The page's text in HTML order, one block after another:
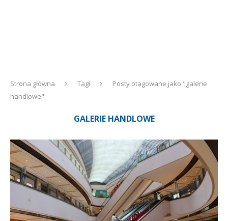
Strona główna Tagi
Posty otagowane jako "galerie
handlowe"
GALERIE HANDLOWE